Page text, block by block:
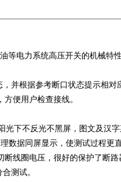
等电力系统高压开关的机械特
并根据参考断口状态提示相对
便用户检查接线。
下不反光不黑屏，图文及汉
据同屏显示，使测试过程更直
线圈电压，很好的保护了断路
测试。